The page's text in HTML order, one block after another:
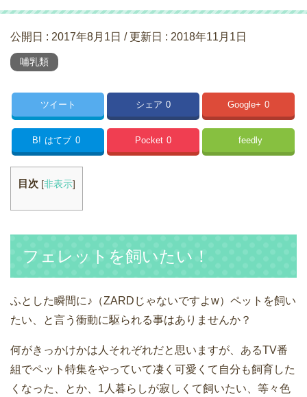
公開日 : 2017年8月1日 / 更新日 : 2018年11月1日
哺乳類
ツイート シェア 0 Google+ 0
B! はてブ 0 Pocket 0 feedly
目次 [非表示]
フェレットを飼いたい！
ふとした瞬間に♪（ZARDじゃないですよw）ペットを飼い
たい、と言う衝動に駆られる事はありませんか？
何がきっかけかは人それぞれだと思いますが、あるTV番
組でペット特集をやっていて凄く可愛くて自分も飼育した
くなった、とか、1人暮らしが寂しくて飼いたい、等々色